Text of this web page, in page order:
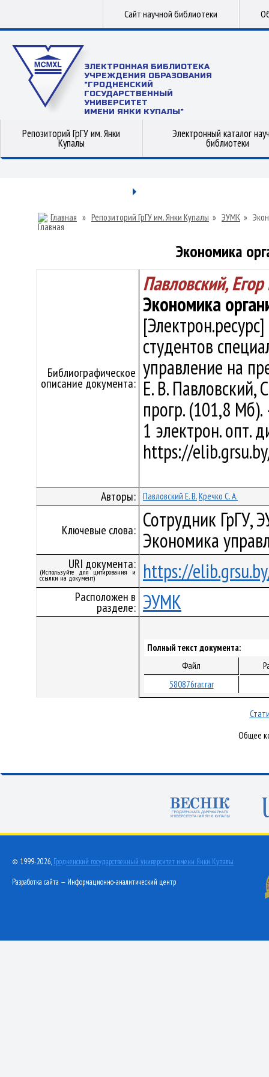
Сайт научной библиотеки
ЭЛЕКТРОННАЯ БИБЛИОТЕКА
УЧРЕЖДЕНИЯ ОБРАЗОВАНИЯ
"ГРОДНЕНСКИЙ
ГОСУДАРСТВЕННЫЙ
УНИВЕРСИТЕТ
ИМЕНИ ЯНКИ КУПАЛЫ"
Репозиторий ГрГУ им. Янки
Купалы
Электронный каталог
библиотеки
Главная » Репозиторий ГрГУ им. Янки Купалы » ЭУМК »
Экономика
Библиографическое
описание документа:
Павловский,
Экономика
студентов
управление на
Е. В. Павловский,
прогр. (101,8
1 электрон. опт.
https://
Авторы: Павловский Е. В.Кречко С. А.
Ключевые слова: Сотрудник ГрГУ,
Экономика
URI документа:
(Используйте для цитирования и
ссылки на документ) https://
Расположен в
разделе: ЭУМК
Полный текст документа:
Файл
580876rar.rar
Общее
© 1999-2026, Гродненский государственный университет имени Янки Купалы
Разработка сайта — Информационно-аналитический центр